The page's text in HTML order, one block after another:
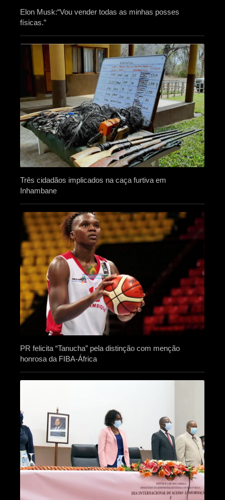
Elon Musk:“Vou vender todas as minhas posses
físicas.”
Três cidadãos implicados na caça furtiva em
Inhambane
PR felicita “Tanucha” pela distinção com menção
honrosa da FIBA-África